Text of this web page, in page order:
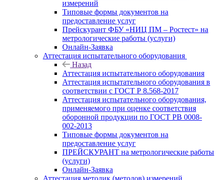
измерений
Типовые формы документов на
предоставление услуг
Прейскурант ФБУ «НИЦ ПМ – Ростест» на
метрологические работы (услуги)
Онлайн-Заявка
Аттестация испытательного оборудования
Назад
Аттестация испытательного оборудования
Аттестация испытательного оборудования в
соответствии с ГОСТ Р 8.568-2017
Аттестация испытательного оборудования,
применяемого при оценке соответствия
оборонной продукции по ГОСТ РВ 0008-
002-2013
Типовые формы документов на
предоставление услуг
ПРЕЙСКУРАНТ на метрологические работы
(услуги)
Онлайн-Заявка
Аттестация методик (методов) измерений